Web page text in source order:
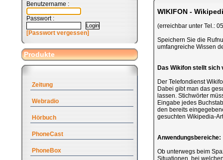
Benutzername :
Passwort :
[Passwort vergessen]
Produkte
Zeitung
Webradio
Hörbuch
PhoneCast
PhoneBox
WIKIFON -
(erreichbar unter Tel.:
Speichern Sie die
umfangreiche Wissen
Das Wikifon stellt sich
Der Telefondienst
Dabei gibt man das
lassen. Stichwörter
Eingabe jedes
den bereits
gesuchten Wikipedia-
Anwendungsbereiche:
Ob unterwegs beim
Situationen, bei